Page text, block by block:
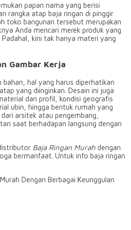
papan nama yang berisi
rangka atap baja ringan di pinggir
toko bangunan tersebut merupakan
Anda mencari merek produk yang
kini tak hanya materi yang
Gambar Kerja
bahan, hal yang harus diperhatikan
yang diinginkan. Desain ini juga
dan profil, kondisi geografis
ubin, hingga bentuk rumah yang
arsitek atau pengembang,
saat berhadapan langsung dengan
Baja Ringan Murah dengan
bermanfaat. Untuk info baja ringan